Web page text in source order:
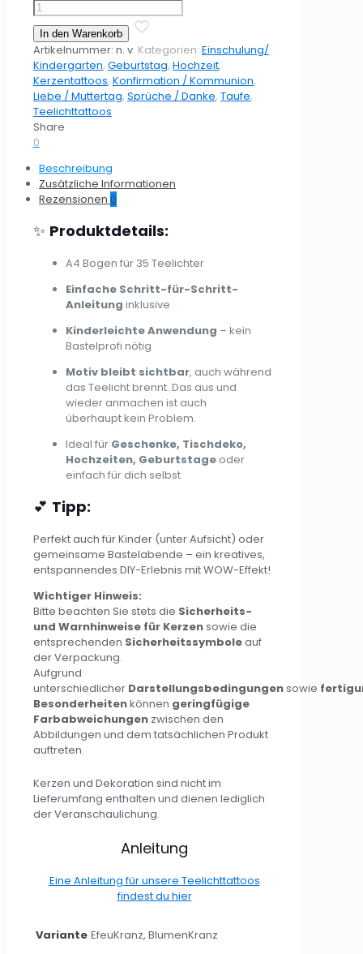
In den Warenkorb
Artikelnummer: n. v. Kategorien: Einschulung/
Kindergarten, Geburtstag, Hochzeit,
Kerzentattoos, Konfirmation / Kommunion,
Liebe / Muttertag, Sprüche / Danke, Taufe,
Teelichttattoos
Share
0
Beschreibung
Zusätzliche Informationen
Rezensionen 0
✨ Produktdetails:
A4 Bogen für 35 Teelichter
Einfache Schritt-für-Schritt-
Anleitung inklusive
Kinderleichte Anwendung – kein
Bastelprofi nötig
Motiv bleibt sichtbar, auch während
das Teelicht brennt. Das aus und
wieder anmachen ist auch
überhaupt kein Problem.
Ideal für Geschenke, Tischdeko,
Hochzeiten, Geburtstage oder
einfach für dich selbst
💕 Tipp:
Perfekt auch für Kinder (unter Aufsicht) oder
gemeinsame Bastelabende – ein kreatives,
entspannendes DIY-Erlebnis mit WOW-Effekt!
Wichtiger Hinweis:
Bitte beachten Sie stets die Sicherheits-
und Warnhinweise für Kerzensowie die
entsprechenden Sicherheitssymboleauf
der Verpackung.
Aufgrund
unterschiedlicher Darstellungsbedingungensowie
Besonderheitenkönnen geringfügige
Farbabweichungen zwischen den
Abbildungen und dem tatsächlichen Produkt
auftreten.
Kerzen und Dekoration sind nicht im
Lieferumfang enthalten und dienen lediglich
der Veranschaulichung.
Anleitung
Eine Anleitung für unsere Teelichttattoos
findest du hier
Variante EfeuKranz, BlumenKranz